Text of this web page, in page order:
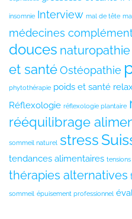
insomnie Interview mal de tête
médecines
douces naturopathie
et santéOstéopathie
phytothérapie poids et santé
Réflexologie réflexologie plantaire
rééquilibrage
sommeil naturel stress
tendances alimentaires
thérapies alternatives
sommeil épuisement professionnel